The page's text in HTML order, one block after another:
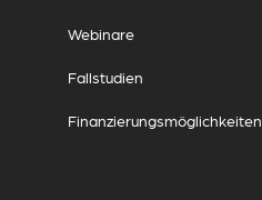
Webinare
Fallstudien
Finanzierungsmöglichkeiten